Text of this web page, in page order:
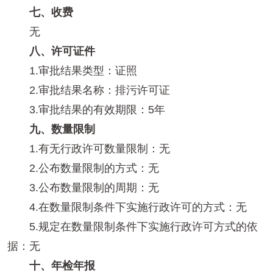
七、收费
无
八、许可证件
1.审批结果类型：证照
2.审批结果名称：排污许可证
3.审批结果的有效期限：5年
九、数量限制
1.有无行政许可数量限制：无
2.公布数量限制的方式：无
3.公布数量限制的周期：无
4.在数量限制条件下实施行政许可的方式：无
5.规定在数量限制条件下实施行政许可方式的依
据：无
十、年检年报